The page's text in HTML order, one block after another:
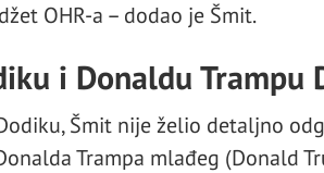
OHR-a – dodao je Šmit.
i Donaldu Trampu
Šmit nije želio detaljno
Trampa mlađeg (Donald